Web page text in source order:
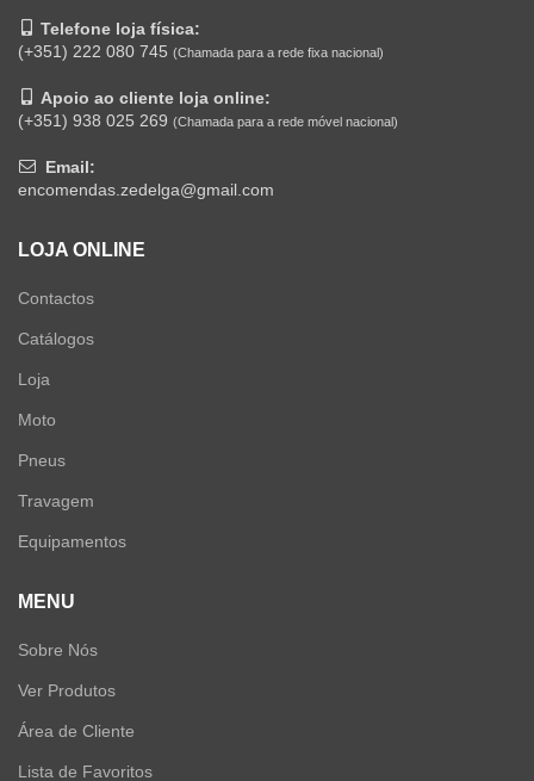
Telefone loja física:
(+351) 222 080 745 (Chamada para a rede fixa nacional)
Apoio ao cliente loja online:
(+351) 938 025 269 (Chamada para a rede móvel nacional)
Email:
encomendas.zedelga@gmail.com
LOJA ONLINE
Contactos
Catálogos
Loja
Moto
Pneus
Travagem
Equipamentos
MENU
Sobre Nós
Ver Produtos
Área de Cliente
Lista de Favoritos